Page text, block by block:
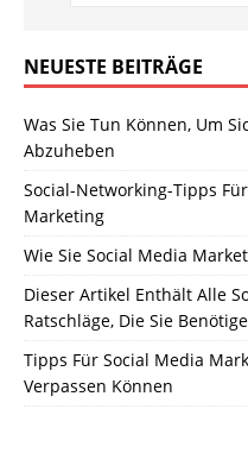
NEUESTE BEITRÄGE
Was Sie Tun Können, Um
Abzuheben
Social-Networking-Tipps
Marketing
Wie Sie Social Media
Dieser Artikel Enthält Alle
Ratschläge, Die Sie
Tipps Für Social Media
Verpassen Können